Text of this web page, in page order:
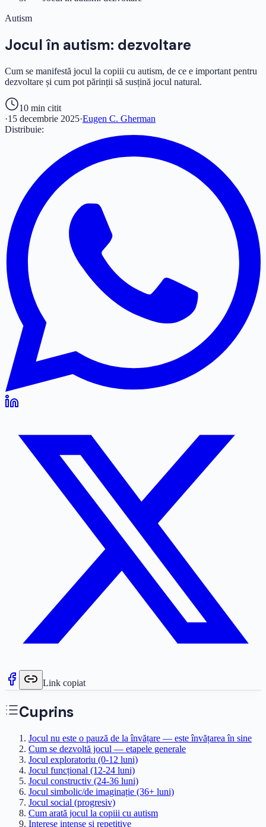
Autism
Jocul în autism: dezvoltare
Cum se manifestă jocul la copiii cu autism, de ce e important pentru
dezvoltare și cum pot părinții să susțină jocul natural.
10 min citit
·15 decembrie 2025·Eugen C. Gherman
Distribuie:
Link copiat
Cuprins
Jocul nu este o pauză de la învățare — este învățarea în sine
Cum se dezvoltă jocul — etapele generale
Jocul exploratoriu (0-12 luni)
Jocul funcțional (12-24 luni)
Jocul constructiv (24-36 luni)
Jocul simbolic/de imaginație (36+ luni)
Jocul social (progresiv)
Cum arată jocul la copiii cu autism
Interese intense și repetitive